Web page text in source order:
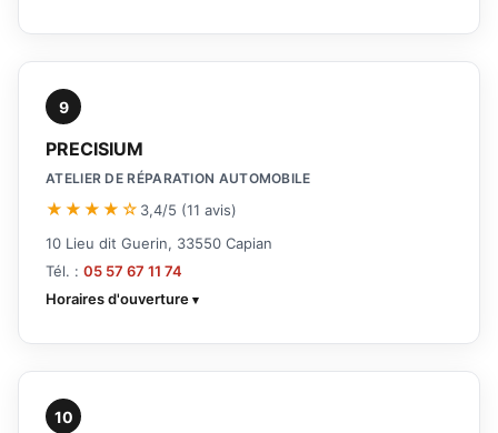
9
PRECISIUM
ATELIER DE RÉPARATION AUTOMOBILE
★★★★☆ 3,4/5 (11 avis)
10 Lieu dit Guerin, 33550 Capian
Tél. : 05 57 67 11 74
Horaires d'ouverture
10